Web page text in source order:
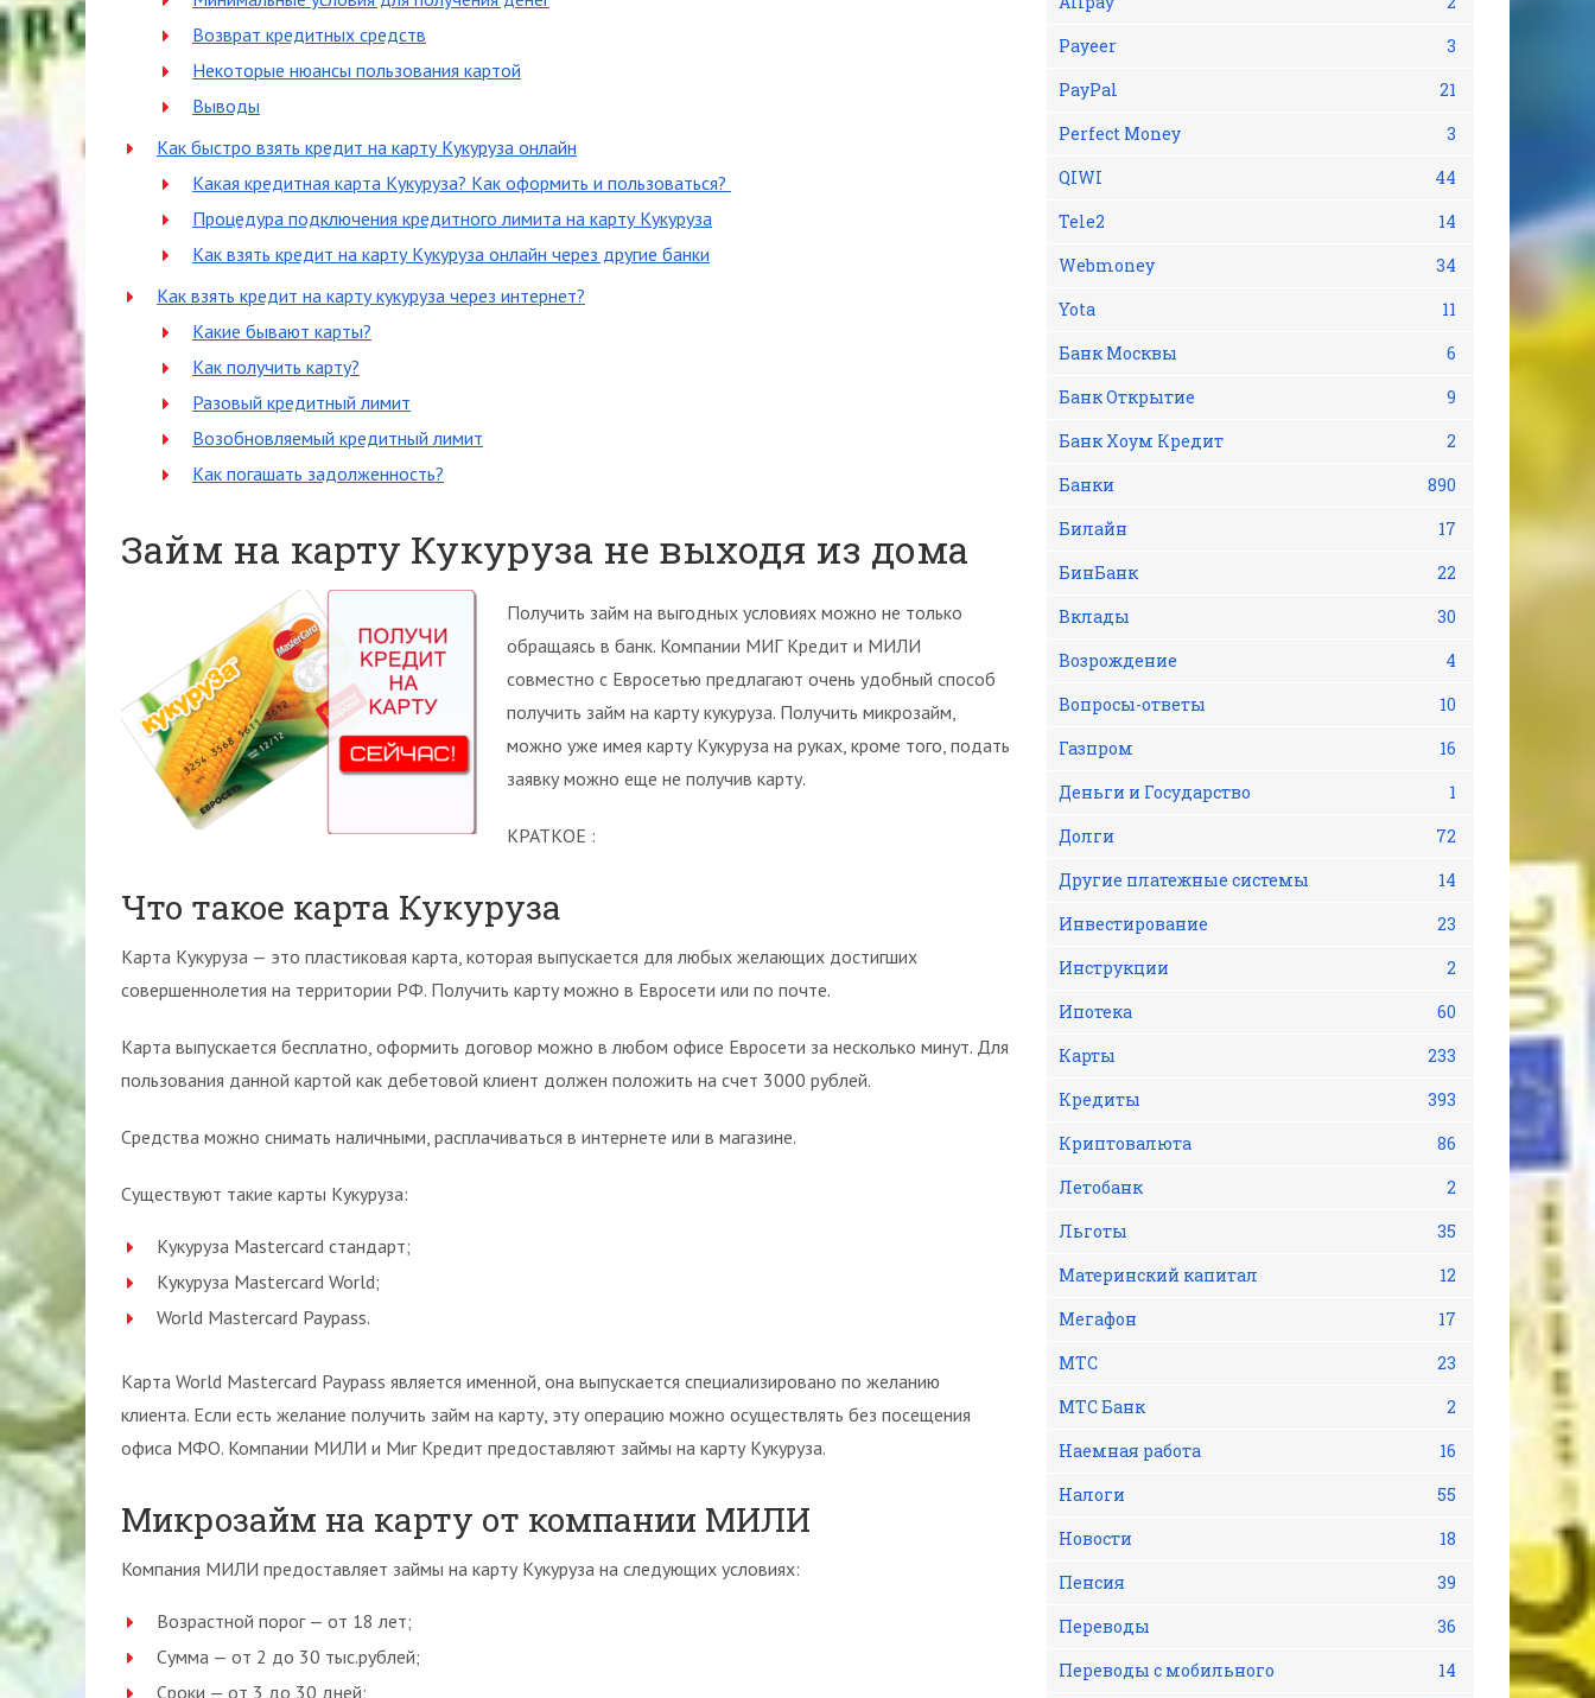
Возврат кредитных средств
Некоторые нюансы пользования картой
Выводы
Как быстро взять кредит на карту Кукуруза онлайн
Какая кредитная карта Кукуруза? Как оформить и пользоваться?
Процедура подключения кредитного лимита на карту Кукуруза
Как взять кредит на карту Кукуруза онлайн через другие банки
Как взять кредит на карту кукуруза через интернет?
Какие бывают карты?
Как получить карту?
Разовый кредитный лимит
Возобновляемый кредитный лимит
Как погашать задолженность?
Займ на карту Кукуруза не выходя из дома
Получить займ на выгодных условиях можно не только
обращаясь в банк. Компании МИГ Кредит и МИЛИ
совместно с Евросетью предлагают очень удобный способ
получить займ на карту кукуруза. Получить микрозайм,
можно уже имея карту Кукуруза на руках, кроме того, подать
заявку можно еще не получив карту.
КРАТКОЕ :
Что такое карта Кукуруза
Карта Кукуруза — это пластиковая карта, которая выпускается для любых желающих достигших
совершеннолетия на территории РФ. Получить карту можно в Евросети или по почте.
Карта выпускается бесплатно, оформить договор можно в любом офисе Евросети за несколько минут. Для
пользования данной картой как дебетовой клиент должен положить на счет 3000 рублей.
Средства можно снимать наличными, расплачиваться в интернете или в магазине.
Существуют такие карты Кукуруза:
Кукуруза Mastercard стандарт;
Кукуруза Mastercard World;
World Mastercard Paypass.
Карта World Mastercard Paypass является именной, она выпускается специализировано по желанию
клиента. Если есть желание получить займ на карту, эту операцию можно осуществлять без посещения
офиса МФО. Компании МИЛИ и Миг Кредит предоставляют займы на карту Кукуруза.
Микрозайм на карту от компании МИЛИ
Компания МИЛИ предоставляет займы на карту Кукуруза на следующих условиях:
Возрастной порог — от 18 лет;
Сумма — от 2 до 30 тыс.рублей;
Сроки — от 3 до 30 дней;
Payeer
3
PayPal
21
Perfect Money
3
QIWI
44
Tele2
14
Webmoney
34
Yota
11
Банк Москвы
6
Банк Открытие
9
Банк Хоум Кредит
2
Банки
890
Билайн
17
БинБанк
22
Вклады
30
Возрождение
4
Вопросы-ответы
10
Газпром
16
Деньги и Государство
1
Долги
72
Другие платежные системы
14
Инвестирование
23
Инструкции
2
Ипотека
60
Карты
233
Кредиты
393
Криптовалюта
86
Летобанк
2
Льготы
35
Материнский капитал
12
Мегафон
17
МТС
23
МТС Банк
2
Наемная работа
16
Налоги
55
Новости
18
Пенсия
39
Переводы
36
Переводы с мобильного
14